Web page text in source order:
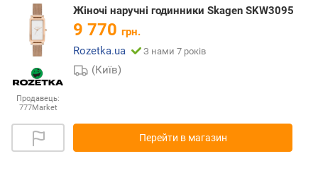
Продавець:
777Market
Жіночі наручні годинники Skagen SKW3095
9 770 грн.
Rozetka.ua
З нами 7 років
(Київ)
Перейти в магазин